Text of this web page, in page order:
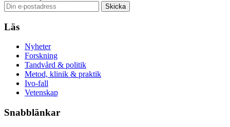
Läs
Nyheter
Forskning
Tandvård & politik
Metod, klinik & praktik
Ivo-fall
Vetenskap
Snabblänkar